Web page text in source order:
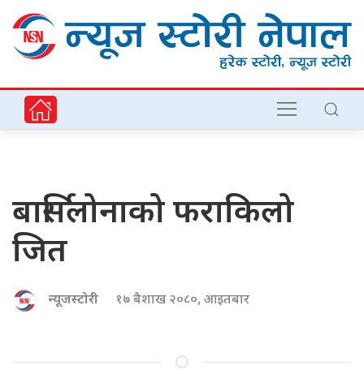
बार्सिलोनाको फराकिलो
जित
न्यूजस्टोरी १७ बैशाख २०८०, आइतबार